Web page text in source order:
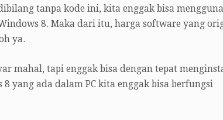
tanpa kode ini, kita enggak bisa
8. Maka dari itu, harga software yang
ya.
mahal, tapi enggak bisa dengan tepat
yang ada dalam PC kita enggak bisa berfungsi